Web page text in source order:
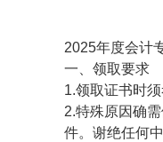
2025年度会计
一、领取要求
1.领取证书时
2.特殊原因确
件。谢绝任何